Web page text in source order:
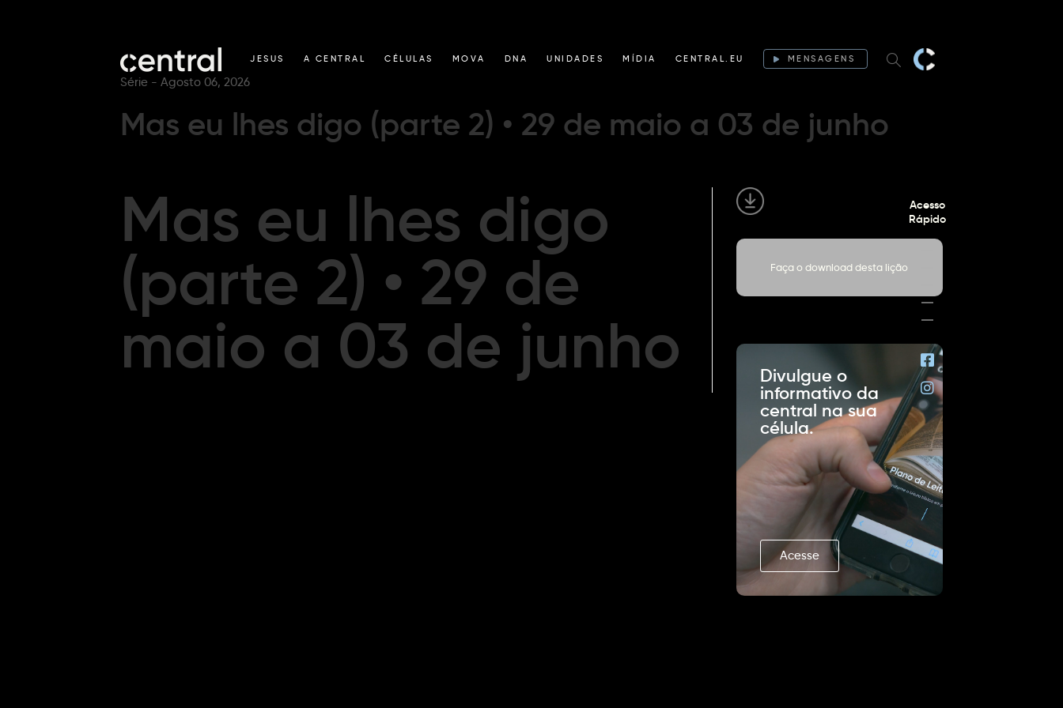
Acesso
Rápido
JESUS A CENTRAL CÉLULAS MOVA DNA UNIDADES MÍDIA CENTRAL.EU MENSAGENS
Série - Agosto 06, 2026
Mas eu lhes digo (parte 2) • 29 de maio a 03 de junho
Mas eu lhes digo
(parte 2) • 29 de
maio a 03 de junho
Faça o download desta lição
Divulgue o
informativo da
central na sua
célula.
Acesse